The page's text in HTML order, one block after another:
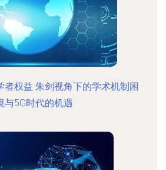
者权益 朱剑视角下的学术机制困
与5G时代的机遇